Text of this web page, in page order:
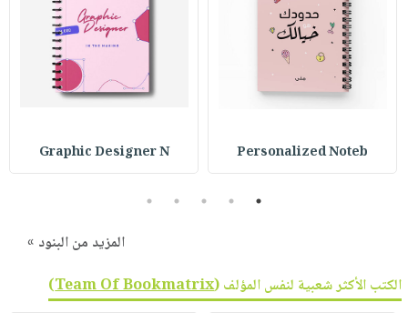
Personalized Noteb
Graphic Designer N
1
2
3
4
5
المزيد من البنود »
الكتب الأكثر شعبية لنفس المؤلف (Team Of Bookmatrix
)